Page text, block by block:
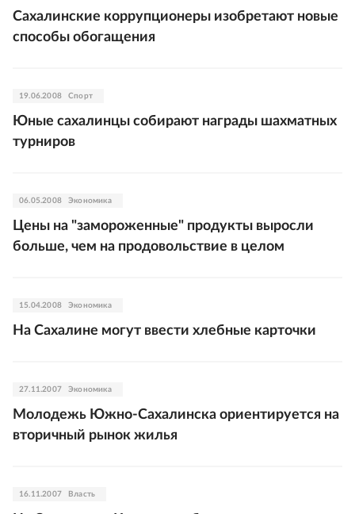
Сахалинские коррупционеры изобретают новые
способы обогащения
19.06.2008 Спорт
Юные сахалинцы собирают награды шахматных
турниров
06.05.2008 Экономика
Цены на "замороженные" продукты выросли
больше, чем на продовольствие в целом
15.04.2008 Экономика
На Сахалине могут ввести хлебные карточки
27.11.2007 Экономика
Молодежь Южно-Сахалинска ориентируется на
вторичный рынок жилья
16.11.2007 Власть